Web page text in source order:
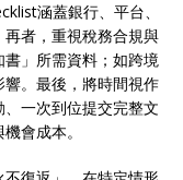
涵蓋銀行、平台、
者，重視稅務合規與
」所需資料；如跨境
。最後，將時間視作
一次到位提交完整文
會成本。